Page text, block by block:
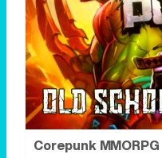
Corepunk MMORPG